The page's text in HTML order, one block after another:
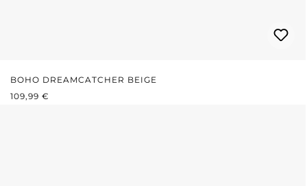
BOHO DREAMCATCHER BEIGE
REGULÄRER PREIS:
109,99 €